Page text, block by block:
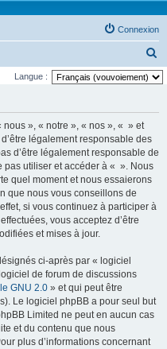
Connexion
e
Langue :
», « notre », « nos », « » et
légalement responsable des
d’être légalement responsable de
pas utiliser et accéder à « ». Nous
quel moment et nous essaierons
que nous vous conseillons de
si vous continuez à participer à
vous acceptez d’être
et mises à jour.
ci-après par « logiciel
de forum de discussions
GNU 2.0 » et qui peut être
Le logiciel phpBB a pour seul but
Limited ne peut en aucun cas
et du contenu que nous
plus d’informations concernant